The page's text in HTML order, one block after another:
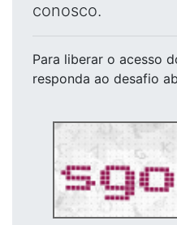
conosco.
Para liberar o acesso
responda ao desafio